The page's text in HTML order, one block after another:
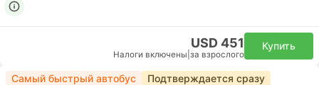
USD 451
Налоги включены за взрослого
Купить
Самый быстрый автобус Подтверждается сразу